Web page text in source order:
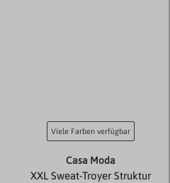
Viele Farben verfügbar
Casa Moda
XXL Sweat-Troyer Struktur